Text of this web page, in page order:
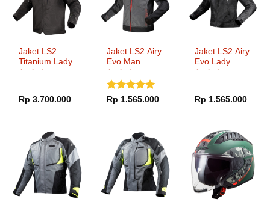
Jaket LS2
Titanium Lady
Jacket
Rp 3.700.000
Jaket LS2 Airy
Evo Man
Jacket
Dinilai5
Rp 1.565.000
Jaket LS2 Airy
Evo Lady
Jacket
Rp 1.565.000